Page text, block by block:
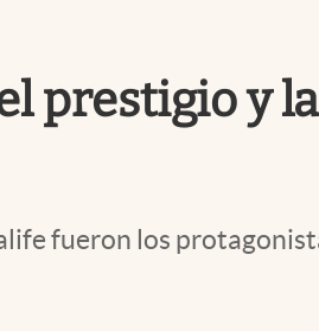
prestigio y
fueron los